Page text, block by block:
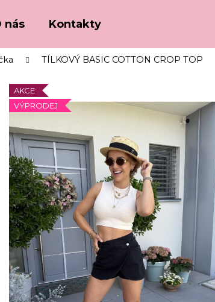
nás Kontakty
TÍLKOVÝ BASIC COTTON CROP TOP
AKCE
VÝPRODEJ
Co potřebujete najít?
HLEDAT
Doporučujeme